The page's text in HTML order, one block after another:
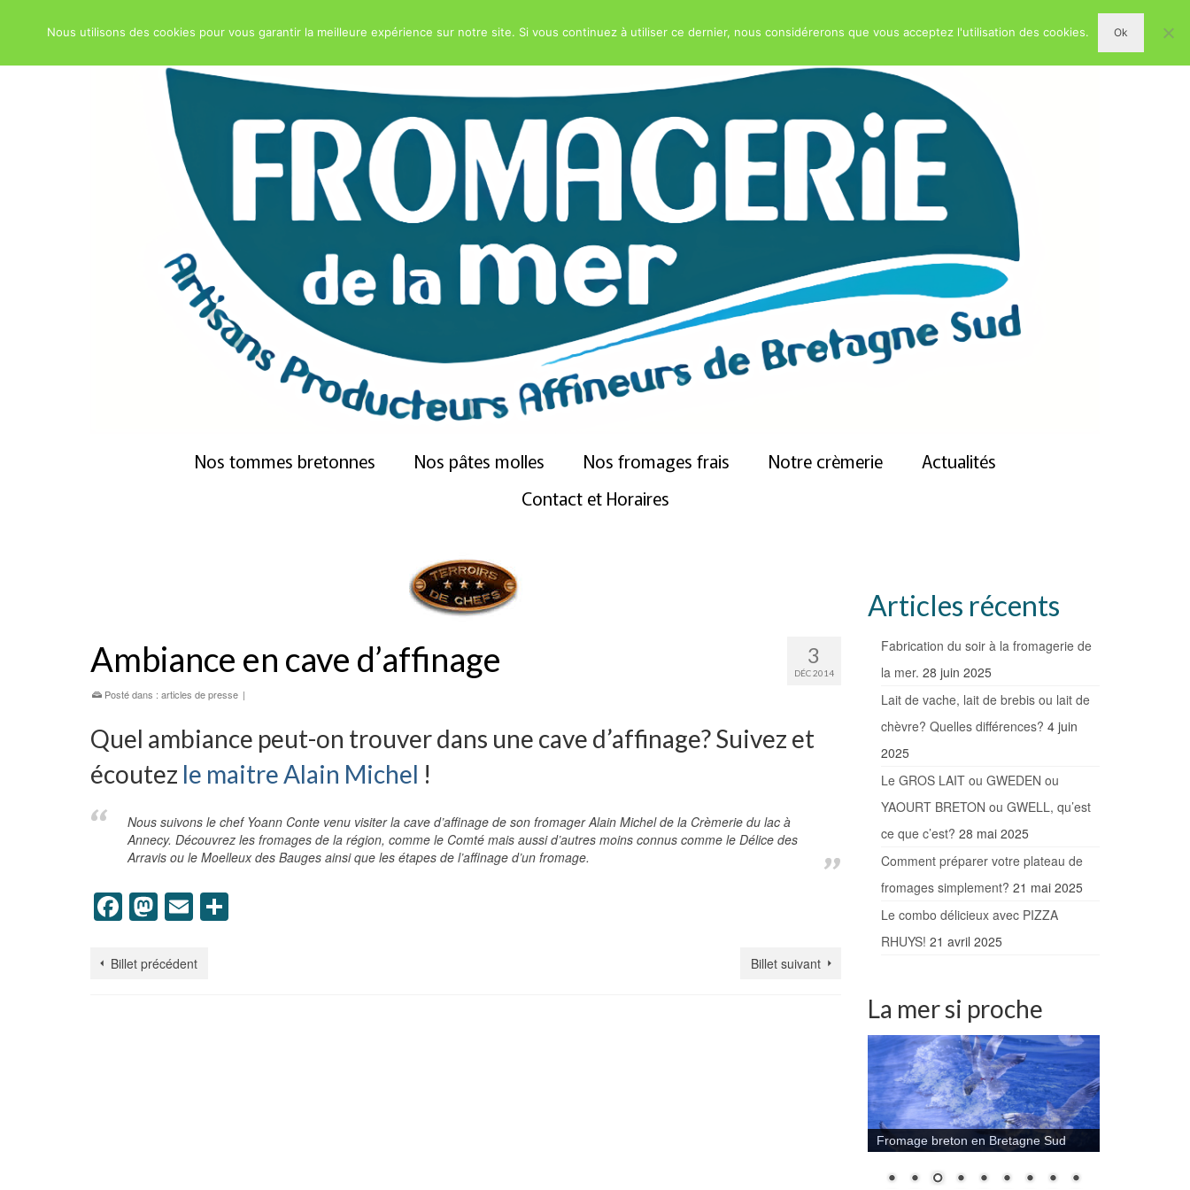
Nos tommes bretonnes Nos pâtes molles Nos fromages frais Notre crèmerie
Actualités
Contact et Horaires
3
DÉC 2014
Ambiance en cave d’affinage
Posté dans : articles de presse |
Quel ambiance peut-on trouver dans une cave d’affinage? Suivez et
écoutez le maitre Alain Michel !
Nous suivons le chef Yoann Conte venu visiter la cave d’affinage de son fromager Alain Michel de la Crèmerie du lac à
Annecy. Découvrez les fromages de la région, comme le Comté mais aussi d’autres moins connus comme le Délice des
Arravis ou le Moelleux des Bauges ainsi que les étapes de l’affinage d’un fromage.
Facebook
Mastodon
Email
Billet précédent Billet suivant
Articles récents
Fabrication du soir à la fromagerie de
la mer. 28 juin 2025
Lait de vache, lait de brebis ou lait de
chèvre? Quelles différences? 4 juin
2025
Le GROS LAIT ou GWEDEN ou
YAOURT BRETON ou GWELL, qu’est
ce que c’est? 28 mai 2025
Comment préparer votre plateau de
fromages simplement? 21 mai 2025
Le combo délicieux avec PIZZA
RHUYS! 21 avril 2025
La mer si proche
Fromage breton en Bretagne Sud
Nous utilisons des cookies pour vous garantir la meilleure expérience sur notre site. Si vous continuez à utiliser ce dernier, nous considérerons que vous acceptez l'utilisation des cookies. Ok